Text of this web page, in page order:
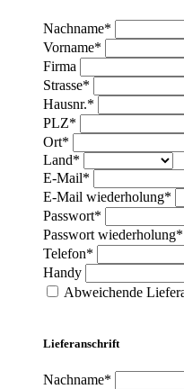
Nachname*
Vorname*
Firma
Strasse*
Hausnr.*
PLZ*
Ort*
Land*
E-Mail*
E-Mail wiederholung*
Passwort*
Passwort wiederholung*
Telefon*
Handy
Abweichende
Lieferanschrift
Nachname*